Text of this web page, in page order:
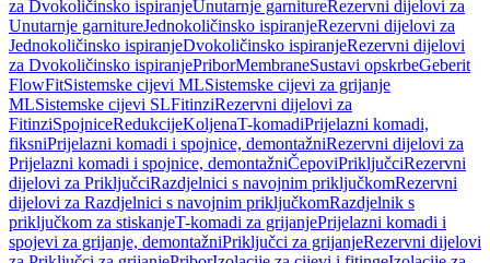
za Dvokoličinsko ispiranjeUnutarnje garnitureRezervni dijelovi za
Unutarnje garnitureJednokoličinsko ispiranjeRezervni dijelovi za
Jednokoličinsko ispiranjeDvokoličinsko ispiranjeRezervni dijelovi
za Dvokoličinsko ispiranjePriborMembraneSustavi opskrbeGeberit
FlowFitSistemske cijevi MLSistemske cijevi za grijanje
MLSistemske cijevi SLFitinziRezervni dijelovi za
FitinziSpojniceRedukcijeKoljenaT-komadiPrijelazni komadi,
fiksniPrijelazni komadi i spojnice, demontažniRezervni dijelovi za
Prijelazni komadi i spojnice, demontažniČepoviPriključciRezervni
dijelovi za PriključciRazdjelnici s navojnim priključkomRezervni
dijelovi za Razdjelnici s navojnim priključkomRazdjelnik s
priključkom za stiskanjeT-komadi za grijanjePrijelazni komadi i
spojevi za grijanje, demontažniPriključci za grijanjeRezervni dijelovi